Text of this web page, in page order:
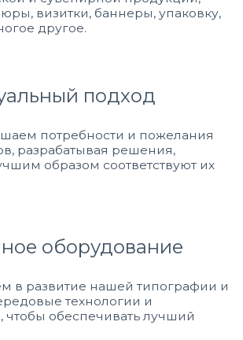
визитки, баннеры, упаковку,
другое.
подход
потребности и пожелания
разрабатывая решения,
образом соответствуют их
оборудование
в развитие нашей типографии и
технологии и
чтобы обеспечивать лучший